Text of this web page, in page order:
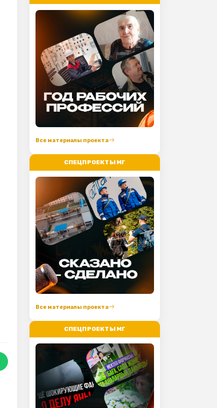
Все материалы проекта
СПЕЦПРОЕКТЫ МГ
Все материалы проекта
СПЕЦПРОЕКТЫ МГ